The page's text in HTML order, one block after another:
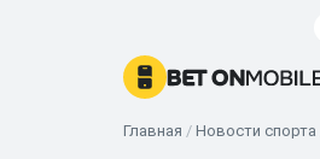
Главная / Новости спорта